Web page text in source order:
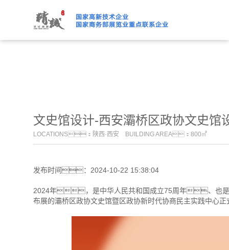
91桃色APP下载免费版,91
文史馆设计-西安灞桥区政协文史馆
LOCATIONS：陕西·西安 BUILDING AREA：800㎡
发布时间：2024-10-22 15:38:04
2024年，是中华人民共和国成立75周年、也
布展的灞桥区政协文史馆暨区政协新时代协商民主实践中心